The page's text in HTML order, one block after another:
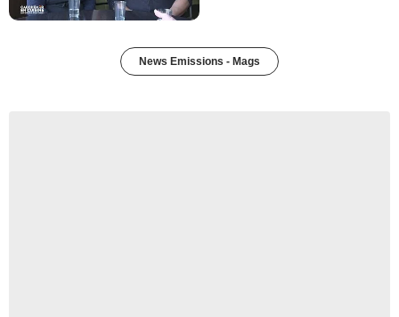
News Emissions - Mags